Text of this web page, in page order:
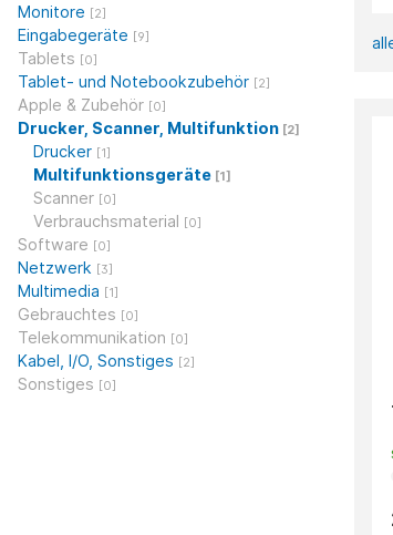
Monitore [2]
Eingabegeräte [9]
Tablets [0]
Tablet- und Notebookzubehör [2]
Apple & Zubehör [0]
Drucker, Scanner, Multifunktion [2]
Drucker [1]
Multifunktionsgeräte [1]
Scanner [0]
Verbrauchsmaterial [0]
Software [0]
Netzwerk [3]
Multimedia [1]
Gebrauchtes [0]
Telekommunikation [0]
Kabel, I/O, Sonstiges [2]
Sonstiges [0]